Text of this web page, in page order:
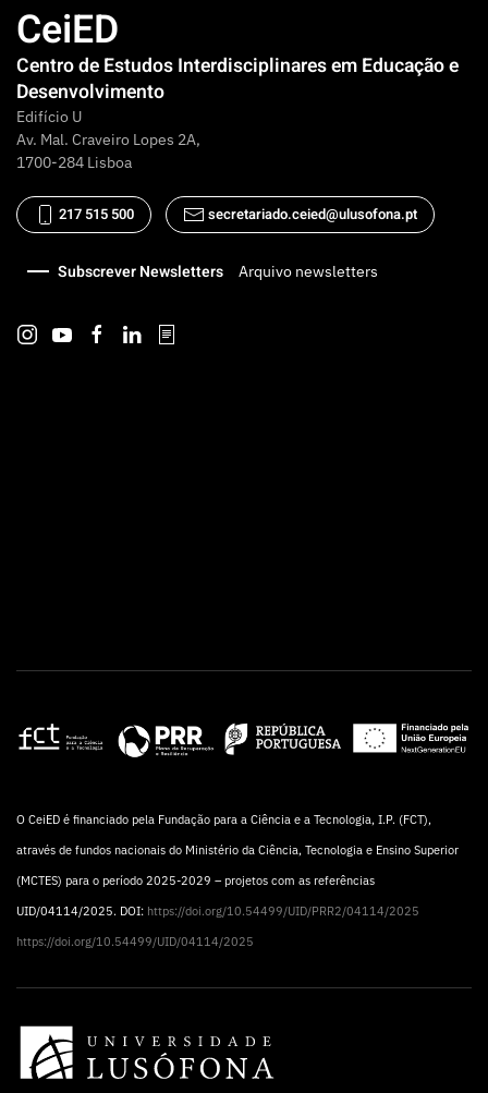
CeiED
Centro de Estudos Interdisciplinares em Educação e
Desenvolvimento
Edifício U
Av. Mal. Craveiro Lopes 2A,
1700-284 Lisboa
217 515 500 secretariado.ceied@ulusofona.pt
Subscrever Newsletters Arquivo newsletters
O CeiED é financiado pela Fundação para a Ciência e a Tecnologia, I.P. (FCT),
através de fundos nacionais do Ministério da Ciência, Tecnologia e Ensino Superior
(MCTES) para o período 2025-2029 – projetos com as referências
UID/04114/2025. DOI: https://doi.org/10.54499/UID/PRR2/04114/2025
https://doi.org/10.54499/UID/04114/2025